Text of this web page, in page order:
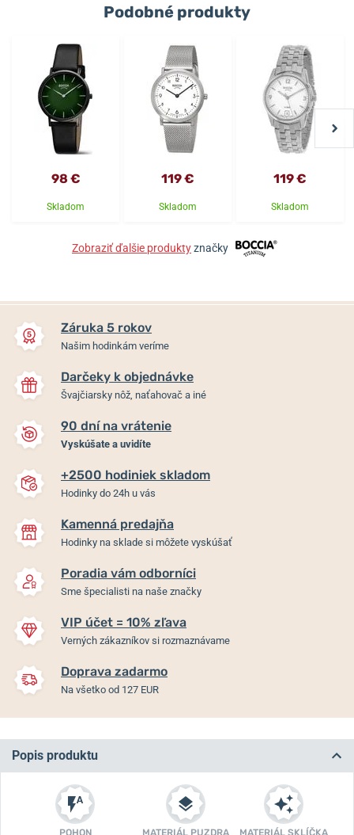
Podobné produkty
98 €
Skladom
119 €
Skladom
119 €
Skladom
Zobraziť ďalšie produktyznačky
Záruka 5 rokov
Našim hodinkám veríme
Darčeky k objednávke
Švajčiarsky nôž, naťahovač a iné
90 dní na vrátenie
Vyskúšate a uvidíte
+2500 hodiniek skladom
Hodinky do 24h u vás
Kamenná predajňa
Hodinky na sklade si môžete vyskúšať
Poradia vám odborníci
Sme špecialisti na naše značky
VIP účet = 10% zľava
Verných zákazníkov si rozmaznávame
Doprava zadarmo
Na všetko od 127 EUR
Popis produktu
POHON MATERIÁL PUZDRA MATERIÁL SKLÍČKA